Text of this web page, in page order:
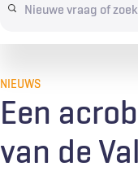
de Search
terms
NIEUWS
Een
van de